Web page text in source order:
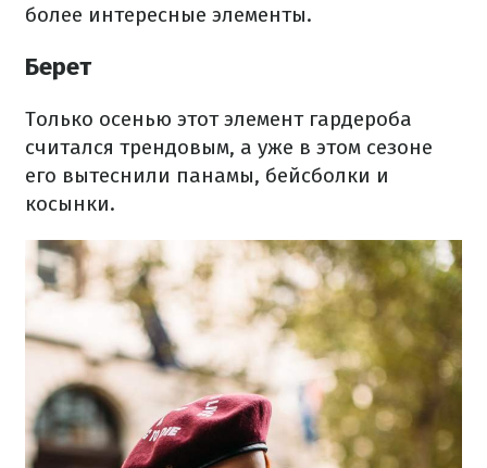
более интересные элементы.
Берет
Только осенью этот элемент гардероба
считался трендовым, а уже в этом сезоне
его вытеснили панамы, бейсболки и
косынки.